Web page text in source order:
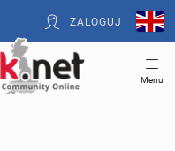
ZALOGUJ
Menu